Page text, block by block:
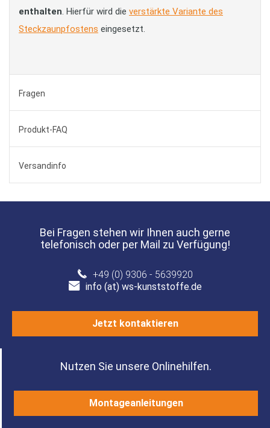
enthalten. Hierfür wird die verstärkte Variante des
Steckzaunpfostens eingesetzt.
Fragen
Produkt-FAQ
Versandinfo
Bei Fragen stehen wir Ihnen auch gerne
telefonisch oder per Mail zu Verfügung!
+49 (0) 9306 - 5639920
info (at) ws-kunststoffe.de
Jetzt kontaktieren
Nutzen Sie unsere Onlinehilfen.
Montageanleitungen